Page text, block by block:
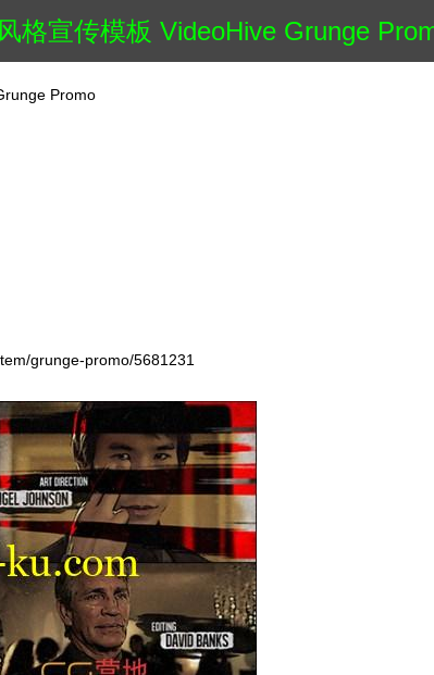
格宣传模板 VideoHive Grunge
Promo
grunge-promo/5681231